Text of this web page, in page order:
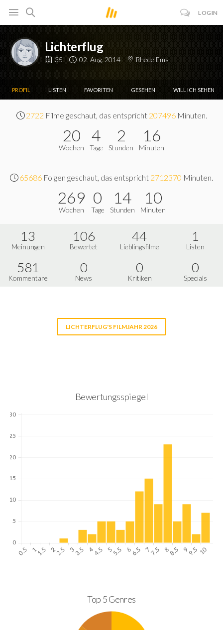
LOGIN
Lichterflug
35 02. Aug. 2014 Rhede Ems
PROFIL LISTEN FAVORITEN GESEHEN WILL ICH SEHEN
2722 Filme geschaut, das entspricht 207496Minuten.
20
Wochen
4
Tage
2
Stunden
16
Minuten
65686 Folgen geschaut, das entspricht 2712370 Minuten.
269
Wochen
0
Tage
14
Stunden
10
Minuten
13
Meinungen
106
Bewertet
44
Lieblingsfilme
1
Listen
581
Kommentare
0
News
0
Kritiken
0
Specials
LICHTERFLUG'S FILMJAHR 2026
Bewertungsspiegel
Top 5 Genres